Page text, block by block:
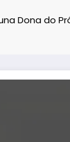
Dona do